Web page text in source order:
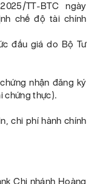
TT-BTC ngày
chế độ tài chính
đấu giá do Bộ Tư
nhận đăng ký
chứng thực).
chi phí hành chính
Chi nhánh Hoàng